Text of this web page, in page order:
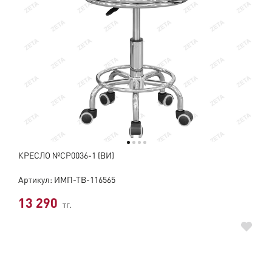
КРЕСЛО №СР0036-1 (ВИ)
Артикул: ИМП-ТВ-116565
13 290 тг.